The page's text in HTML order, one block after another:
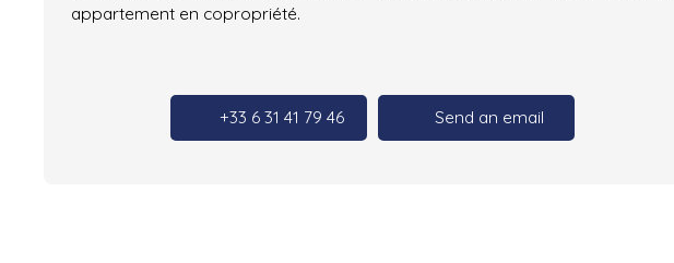
appartement en copropriété.
+33 6 31 41 79 46 Send an email